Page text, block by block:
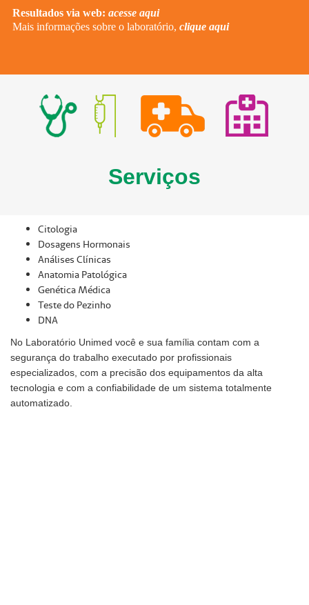
Resultados via web: acesse aqui
Mais informações sobre o laboratório, clique aqui
Serviços
Citologia
Dosagens Hormonais
Análises Clínicas
Anatomia Patológica
Genética Médica
Teste do Pezinho
DNA
No Laboratório Unimed você e sua família contam com a
segurança do trabalho executado por profissionais
especializados, com a precisão dos equipamentos da alta
tecnologia e com a confiabilidade de um sistema totalmente
automatizado.